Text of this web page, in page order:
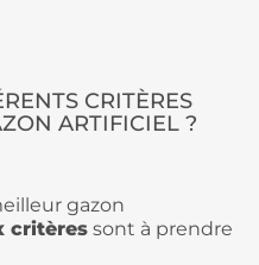
CRITÈRES
ARTIFICIEL ?
gazon
critères sont à prendre